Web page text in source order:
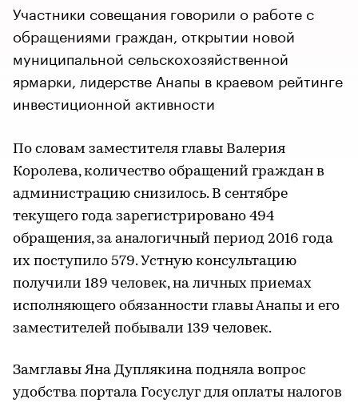
Участники совещания говорили о работе с
обращениями граждан, открытии новой
муниципальной сельскохозяйственной
ярмарки, лидерстве Анапы в краевом рейтинге
инвестиционной активности
По словам заместителя главы Валерия
Королева, количество обращений граждан в
администрацию снизилось. В сентябре
текущего года зарегистрировано 494
обращения, за аналогичный период 2016 года
их поступило 579. Устную консультацию
получили 189 человек, на личных приемах
исполняющего обязанности главы Анапы и его
заместителей побывали 139 человек.
Замглавы Яна Дуплякина подняла вопрос
удобства портала Госуслуг для оплаты налогов